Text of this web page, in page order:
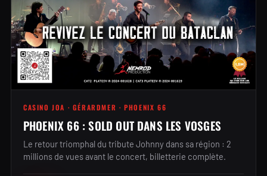
CASINO JOA · GÉRARDMER · PHOENIX 66
PHOENIX 66 : SOLD OUT DANS LES VOSGES
Le retour triomphal du tribute Johnny dans sa région : 2
millions de vues avant le concert, billetterie complète.